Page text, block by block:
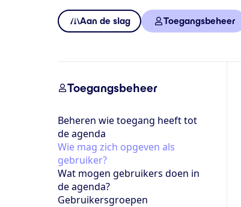
Aan de slag Toegangsbeheer
Toegangsbeheer
Beheren wie toegang heeft tot
de agenda
Wie mag zich opgeven als
gebruiker?
Wat mogen gebruikers doen in
de agenda?
Gebruikersgroepen